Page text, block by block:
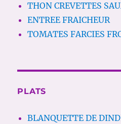
THON CREVETTES
ENTREE FRAICHEUR
TOMATES FARCIES
PLATS
BLANQUETTE DE